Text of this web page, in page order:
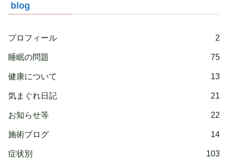
blog
プロフィール 2
睡眠の問題 75
健康について 13
気まぐれ日記 21
お知らせ等 22
施術ブログ 14
症状別 103